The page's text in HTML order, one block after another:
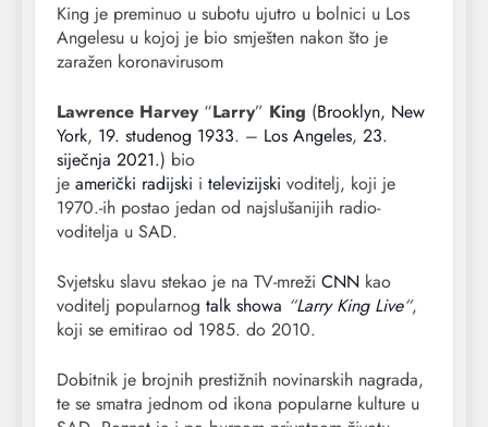
King je preminuo u subotu ujutro u bolnici u Los
Angelesu u kojoj je bio smješten nakon što je
zaražen koronavirusom
Lawrence Harvey“Larry” King (Brooklyn, New
York, 19. studenog 1933. – Los Angeles, 23.
siječnja 2021.) bio
je američki radijski i televizijski voditelj, koji je
1970.-ih postao jedan od najslušanijih radio-
voditelja u SAD.
Svjetsku slavu stekao je na TV-mreži CNN kao
voditelj popularnog talk showa “Larry King Live“,
koji se emitirao od 1985. do 2010.
Dobitnik je brojnih prestižnih novinarskih nagrada,
te se smatra jednom od ikona popularne kulture u